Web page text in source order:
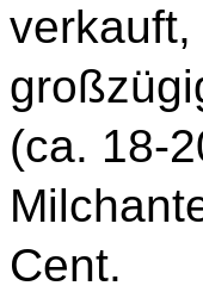
(ca. 18-
Cent.